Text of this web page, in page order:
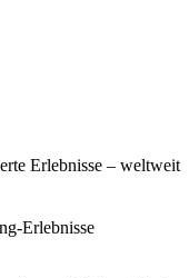
Erlebnisse – weltweit
Erlebnisse